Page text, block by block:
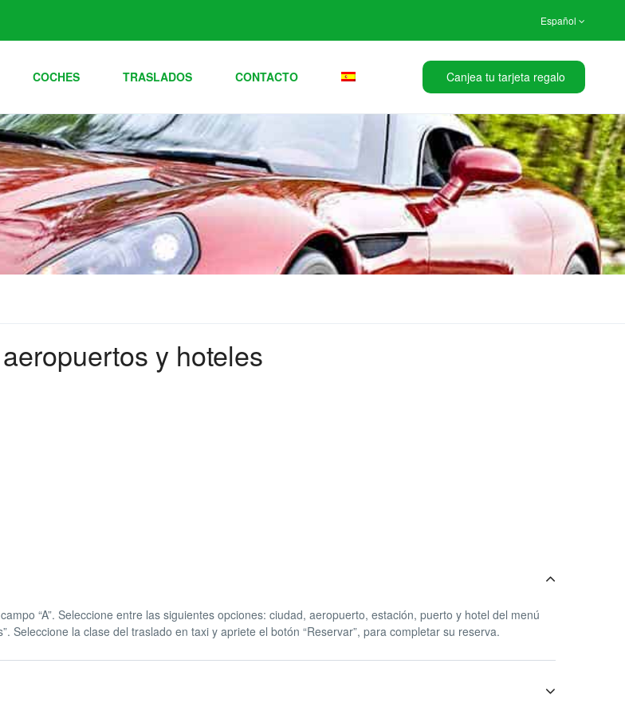
Español
COCHES TRASLADOS CONTACTO Canjea tu tarjeta regalo
y hoteles
“A”. Seleccione entre las siguientes opciones: ciudad, aeropuerto, estación, puerto y hotel del menú
Seleccione la clase del traslado en taxi y apriete el botón “Reservar”, para completar su reserva.